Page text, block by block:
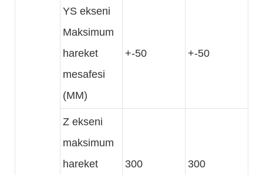
YS ekseni
Maksimum
hareket
mesafesi
(MM)
+-50 +-50
Z ekseni
maksimum
hareket
300 300